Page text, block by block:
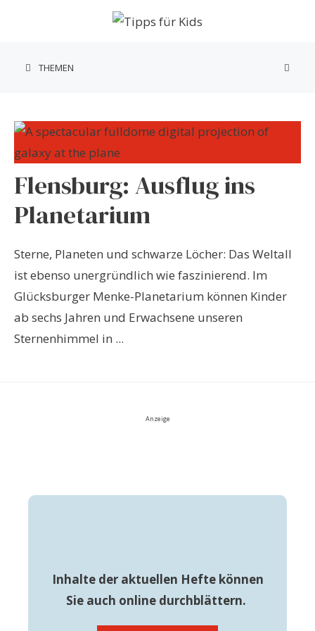
THEMEN
Flensburg: Ausflug ins
Planetarium
Sterne, Planeten und schwarze Löcher: Das Weltall
ist ebenso unergründlich wie faszinierend. Im
Glücksburger Menke-Planetarium können Kinder
ab sechs Jahren und Erwachsene unseren
Sternenhimmel in ...
Anzeige
Inhalte der aktuellen Hefte können
Sie auch online durchblättern.